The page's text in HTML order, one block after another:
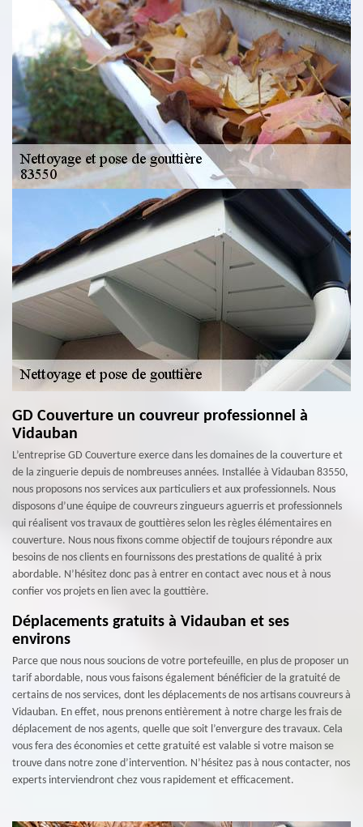
GD Couverture un couvreur professionnel à
Vidauban
L’entreprise GD Couverture exerce dans les domaines de la couverture et
de la zinguerie depuis de nombreuses années. Installée à Vidauban 83550,
nous proposons nos services aux particuliers et aux professionnels. Nous
disposons d’une équipe de couvreurs zingueurs aguerris et professionnels
qui réalisent vos travaux de gouttières selon les règles élémentaires en
couverture. Nous nous fixons comme objectif de toujours répondre aux
besoins de nos clients en fournissons des prestations de qualité à prix
abordable. N’hésitez donc pas à entrer en contact avec nous et à nous
confier vos projets en lien avec la gouttière.
Déplacements gratuits à Vidauban et ses
environs
Parce que nous nous soucions de votre portefeuille, en plus de proposer un
tarif abordable, nous vous faisons également bénéficier de la gratuité de
certains de nos services, dont les déplacements de nos artisans couvreurs à
Vidauban. En effet, nous prenons entièrement à notre charge les frais de
déplacement de nos agents, quelle que soit l’envergure des travaux. Cela
vous fera des économies et cette gratuité est valable si votre maison se
trouve dans notre zone d’intervention. N’hésitez pas à nous contacter, nos
experts interviendront chez vous rapidement et efficacement.